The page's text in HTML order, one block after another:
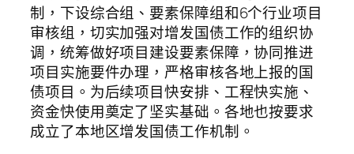
制，下设综合组、要素保障组和6个行业项目
审核组，切实加强对增发国债工作的组织协
调，统筹做好项目建设要素保障，协同推进
项目实施要件办理，严格审核各地上报的国
债项目。为后续项目快安排、工程快实施、
资金快使用奠定了坚实基础。各地也按要求
成立了本地区增发国债工作机制。